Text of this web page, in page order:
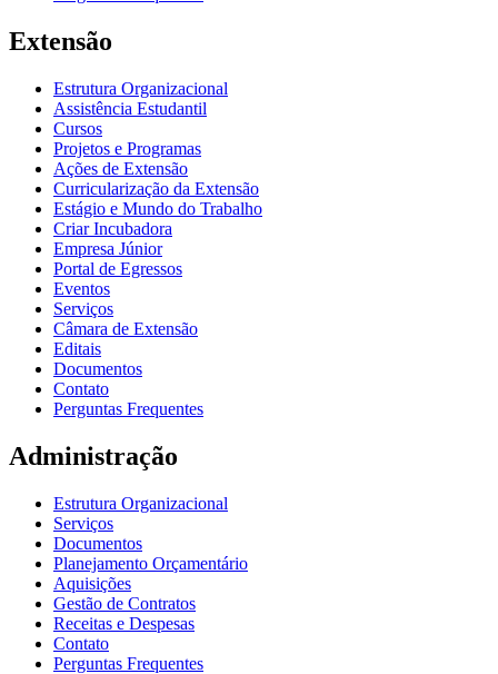
Extensão
Estrutura Organizacional
Assistência Estudantil
Cursos
Projetos e Programas
Ações de Extensão
Curricularização da Extensão
Estágio e Mundo do Trabalho
Criar Incubadora
Empresa Júnior
Portal de Egressos
Eventos
Serviços
Câmara de Extensão
Editais
Documentos
Contato
Perguntas Frequentes
Administração
Estrutura Organizacional
Serviços
Documentos
Planejamento Orçamentário
Aquisições
Gestão de Contratos
Receitas e Despesas
Contato
Perguntas Frequentes